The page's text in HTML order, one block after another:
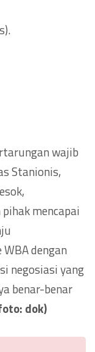
wajib
Stanionis,
mencapai
dengan
negosiasi yang
benar-benar
dok)